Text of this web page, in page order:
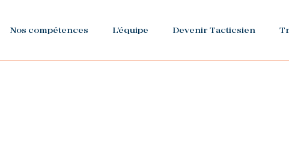
Nos compétences L'équipe Devenir Tacticsien